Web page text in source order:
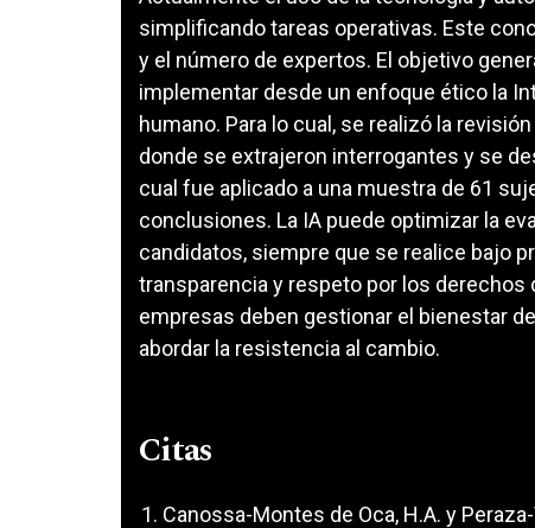
simplificando tareas operativas. Este
y el número de expertos. El objetivo
implementar desde un enfoque ético la
humano. Para lo cual, se realizó la
donde se extrajeron interrogantes y se
cual fue aplicado a una muestra de 61
conclusiones. La IA puede optimizar la
candidatos, siempre que se realice bajo
transparencia y respeto por los derechos
empresas deben gestionar el bienestar
abordar la resistencia al cambio.
Citas
Canossa-Montes de Oca, H.A. y